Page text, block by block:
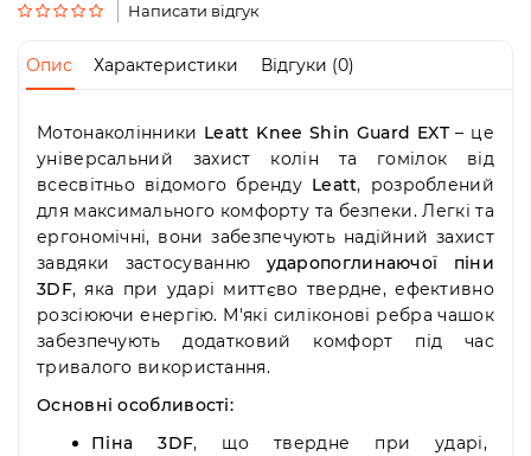
Пт
-
19:00
10:00
-
19:00
Нд
вихідний
Написати відгук
Опис Характеристики Відгуки (0)
Мотонаколінники Leatt Knee Shin Guard EXT– це
універсальний захист колін та гомілок від
всесвітньо відомого бренду Leatt, розроблений
для максимального комфорту та безпеки. Легкі та
ергономічні, вони забезпечують надійний захист
завдяки застосуванню ударопоглинаючої піни
3DF, яка при ударі миттєво твердне, ефективно
розсіюючи енергію. М'які силіконові ребра чашок
забезпечують додатковий комфорт під час
тривалого використання.
Основні особливості:
Піна 3DF, що твердне при ударі,